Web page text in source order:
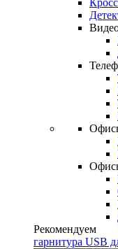
Рекомендуем
гарнитура USB